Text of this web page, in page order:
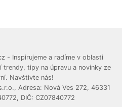
- Inspirujeme a radíme v oblasti
trendy, tipy na úpravu a novinky ze
Navštivte nás!
Adresa: Nová Ves 272, 46331
DIČ: CZ07840772